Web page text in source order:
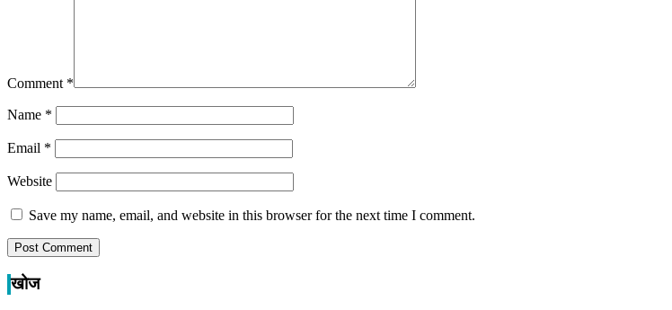
Comment *
Name *
Email *
Website
Save my name, email, and website in this browser for the next time I comment.
खोज